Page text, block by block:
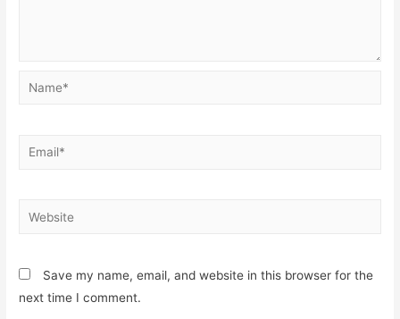
Name*
Email*
Website
Save my name, email, and website in this browser for the
next time I comment.